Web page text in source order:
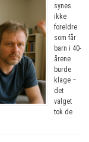
synes
ikke
foreldre
som får
barn i 40-
årene
burde
klage –
det
valget
tok de